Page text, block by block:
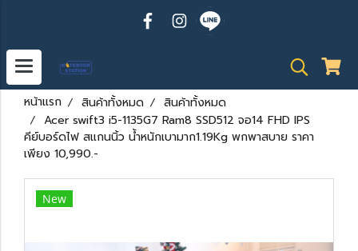
หน้าแรก สินค้าทั้งหมด
สินค้าทั้งหมด
Acer swift3 i5-1135G7 Ram8 SSD512 จอ14 FHD IPS
คีย์บอร์ดไฟ สแกนนิ้ว น้ำหนักเบามาก1.19Kg พกพาสบาย ราคา
เพียง 10,990.-
New